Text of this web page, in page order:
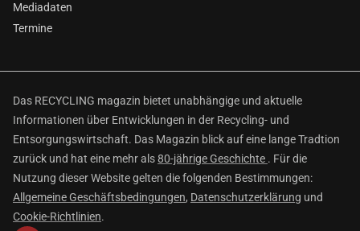
Mediadaten
Termine
Das RECYCLING magazin bietet unabhängige und aktuelle
Informationen über Entwicklungen in der Recycling- und
Entsorgungswirtschaft. Das Magazin blick auf eine lange Tradtion
zurück und hat eine mehr als80-jährige Geschichte . Für die
Nutzung dieser Website gelten die folgenden Bestimmungen:
Allgemeine Geschäftsbedingungen, Datenschutzerklärung und
Cookie-Richtlinien.